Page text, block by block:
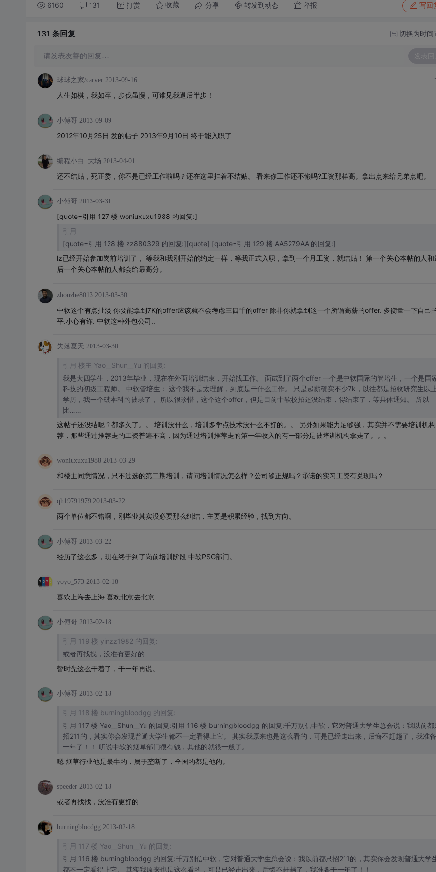
6160 131 打赏 收藏 分享 转发到动态 举报 写回
131 条回复 切换为时间
请发表友善的回复… 发表回
球球之家/carver 2013-09-16
1
人生如棋，我如卒，步伐虽慢，可谁见我退后半步！
小傅哥 2013-09-09
2012年10月25日 发的帖子 2013年9月10日 终于能入职了
编程小白_大场 2013-04-01
还不结贴，死正委，你不是已经工作啦吗？还在这里挂着不结贴。 看来你工作还不懒吗?工资那样高。拿出点来给兄弟点吧。
小傅哥 2013-03-31
[quote=引用 127 楼 woniuxuxu1988 的回复:]
引用
[quote=引用 128 楼 zz880329 的回复:][quote] [quote=引用 129 楼 AA5279AA 的回复:]
lz已经开始参加岗前培训了， 等我和我刚开始的约定一样，等我正式入职，拿到一个月工资，就结贴！ 第一个关心本帖的人和
后一个关心本帖的人都会给最高分。
zhouzhe8013 2013-03-30
中软这个有点扯淡 你要能拿到7K的offer应该就不会考虑三四千的offer 除非你就拿到这一个所谓高薪的offer. 多衡量一下自己
平.小心有诈. 中软这种外包公司..
失落夏天 2013-03-30
引用 楼主 Yao__Shun__Yu 的回复:
我是大四学生，2013年毕业，现在在外面培训结束，开始找工作。 面试到了两个offer 一个是中软国际的管培生，一个是国
科技的初级工程师。 中软管培生： 这个我不是太理解，到底是干什么工作。 只是起薪确实不少7k，以往都是招收研究生以上
学历，我一个破本科的被录了， 所以很珍惜，这个这个offer，但是目前中软校招还没结束，得结束了，等具体通知。 所以
比……
这帖子还没结呢？都多久了。。 培训没什么，培训多学点技术没什么不好的。。 另外如果能力足够强，其实并不需要培训机
荐，那些通过推荐走的工资普遍不高，因为通过培训推荐走的第一年收入的有一部分是被培训机构拿走了。。。
woniuxuxu1988 2013-03-29
和楼主同意情况，只不过选的第二期培训，请问培训情况怎么样？公司够正规吗？承诺的实习工资有兑现吗？
qh19791979 2013-03-22
两个单位都不错啊，刚毕业其实没必要那么纠结，主要是积累经验，找到方向。
小傅哥 2013-03-22
经历了这么多，现在终于到了岗前培训阶段 中软PSG部门。
yoyo_573 2013-02-18
喜欢上海去上海 喜欢北京去北京
小傅哥 2013-02-18
引用 119 楼 yinzz1982 的回复:
或者再找找，没准有更好的
暂时先这么干着了，干一年再说。
小傅哥 2013-02-18
引用 118 楼 burningbloodgg 的回复:
引用 117 楼 Yao__Shun__Yu 的回复:引用 116 楼 burningbloodgg 的回复:千万别信中软，它对普通大学生总会说：我以前都
招211的，其实你会发现普通大学生都不一定看得上它。 其实我原来也是这么看的，可是已经走出来，后悔不赶趟了，我准
一年了！！ 听说中软的烟草部门很有钱，其他的就很一般了。
嗯 烟草行业他是最牛的，属于垄断了，全国的都是他的。
speeder 2013-02-18
或者再找找，没准有更好的
burningbloodgg 2013-02-18
引用 117 楼 Yao__Shun__Yu 的回复:
引用 116 楼 burningbloodgg 的回复:千万别信中软，它对普通大学生总会说：我以前都只招211的，其实你会发现普通大学
都不一定看得上它。 其实我原来也是这么看的，可是已经走出来，后悔不赶趟了，我准备干一年了！！